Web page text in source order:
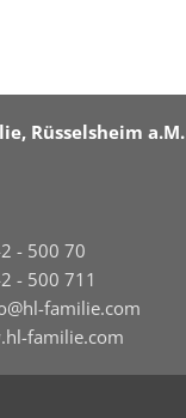
Rüsselsheim a.M.
- 500 70
- 500 711
familie.com
familie.com